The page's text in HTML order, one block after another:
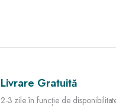
Livrare Gratuită
2-3 zile în funcție de